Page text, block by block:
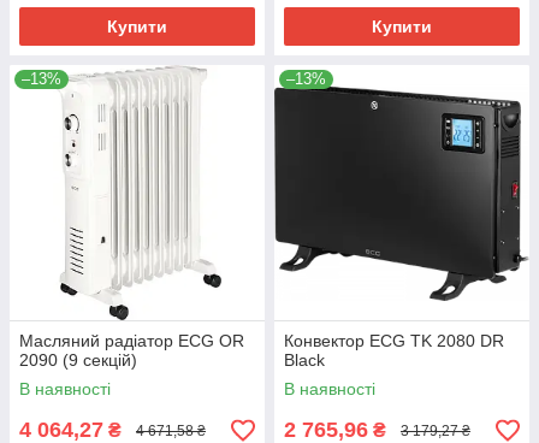
Купити Купити
–13%
Масляний радіатор ECG OR
2090 (9 секцій)
В наявності
4 064,27 ₴ 4 671,58 ₴
–13%
Конвектор ECG TK 2080 DR
Black
В наявності
2 765,96 ₴ 3 179,27 ₴